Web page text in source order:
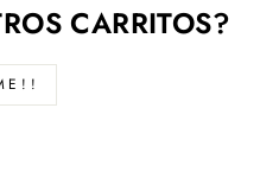
CARRITOS?